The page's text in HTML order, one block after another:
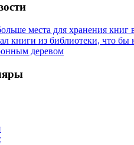
места для хранения книг
книги из библиотеки, что бы
деревом